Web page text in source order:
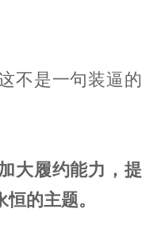
不是一句装逼的
大履约能力，提
的主题。